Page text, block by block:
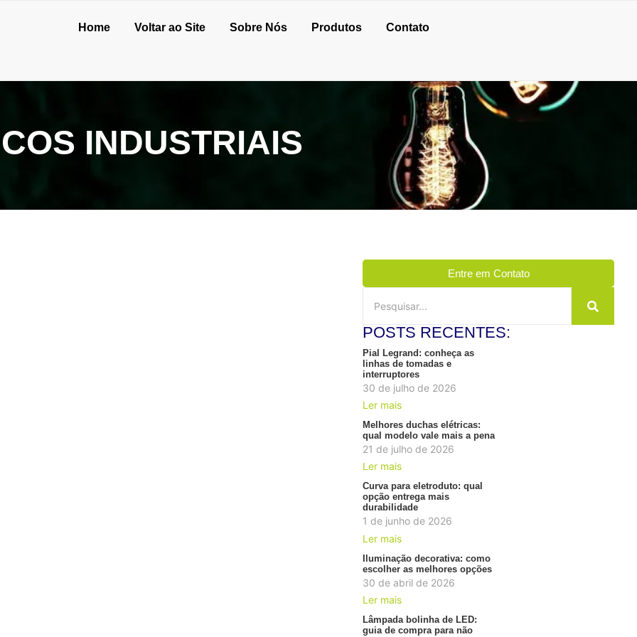
Home Voltar ao Site Sobre Nós Produtos Contato
INDUSTRIAIS
Entre em Contato
POSTS RECENTES:
Pial Legrand: conheça as
linhas de tomadas e
interruptores
30 de julho de 2026
Ler mais
Melhores duchas elétricas:
qual modelo vale mais a pena
21 de julho de 2026
Ler mais
Curva para eletroduto: qual
opção entrega mais
durabilidade
1 de junho de 2026
Ler mais
Iluminação decorativa: como
escolher as melhores opções
30 de abril de 2026
Ler mais
Lâmpada bolinha de LED:
guia de compra para não